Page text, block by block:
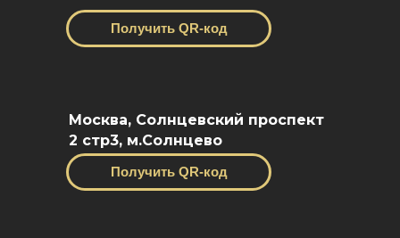
Получить QR-код
Москва, Солнцевский проспект
2 стр3, м.Солнцево
Получить QR-код